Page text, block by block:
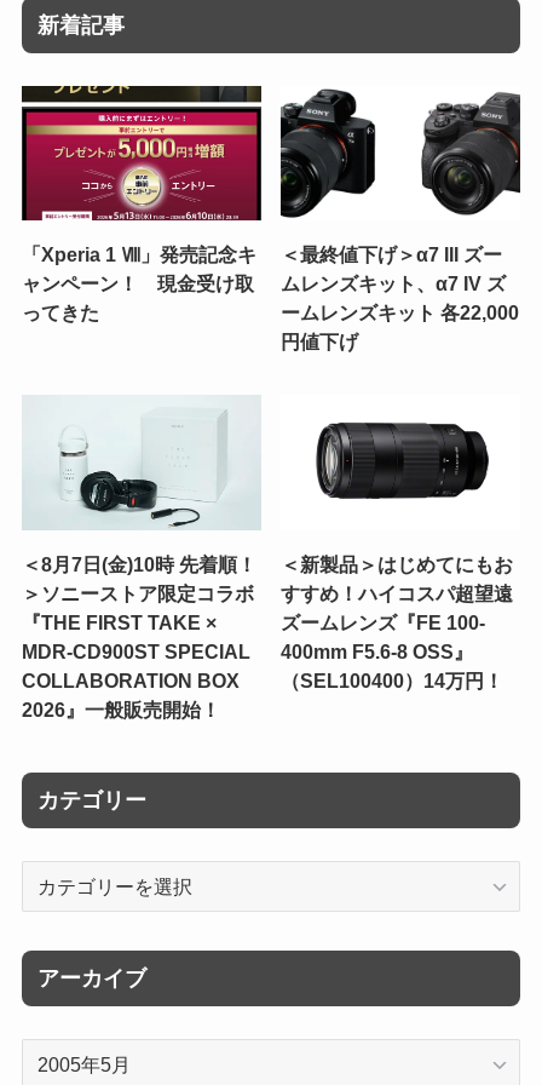
新着記事
「Xperia 1 Ⅷ」発売記念キ
ャンペーン！ 現金受け取
ってきた
＜最終値下げ＞α7 III ズー
ムレンズキット、α7 IV ズ
ームレンズキット 各22,000
円値下げ
＜8月7日(金)10時 先着順！
＞ソニーストア限定コラボ
『THE FIRST TAKE ×
MDR-CD900ST SPECIAL
COLLABORATION BOX
2026』一般販売開始！
＜新製品＞はじめてにもお
すすめ！ハイコスパ超望遠
ズームレンズ『FE 100-
400mm F5.6-8 OSS』
（SEL100400）14万円！
カテゴリー
リ
ー
アーカイブ